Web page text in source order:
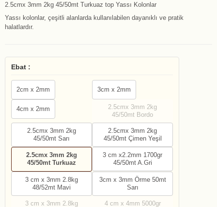
2.5cmx 3mm 2kg 45/50mt Turkuaz top Yassı Kolonlar
Yassı kolonlar, çeşitli alanlarda kullanılabilen dayanıklı ve pratik
halatlardır.
Ebat :
2cm x 2mm 3cm x 2mm
4cm x 2mm
2.5cmx 3mm 2kg
45/50mt Bordo
2.5cmx 3mm 2kg
45/50mt Sarı
2.5cmx 3mm 2kg
45/50mt Çimen Yeşil
2.5cmx 3mm 2kg
45/50mt Turkuaz
3 cm x2.2mm 1700gr
45/50mt A.Gri
3 cm x 3mm 2.8kg
48/52mt Mavi
3cm x 3mm Örme 50mt
Sarı
3 cm x 3mm 2.8kg
4 cm x 4mm 5000gr